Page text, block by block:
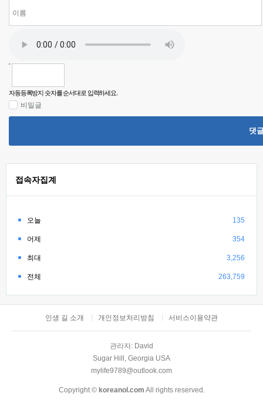
자동등록방지 숫자를 순서대로 입력하세요.
비밀글
댓
접속자집계
오늘 135
어제 354
최대 3,256
전체 263,759
인생 길 소개 개인정보처리방침 서비스이용약관
관라자: David
Sugar Hill, Georgia USA
mylife9789@outlook.com
Copyright © koreanol.com All rights reserved.